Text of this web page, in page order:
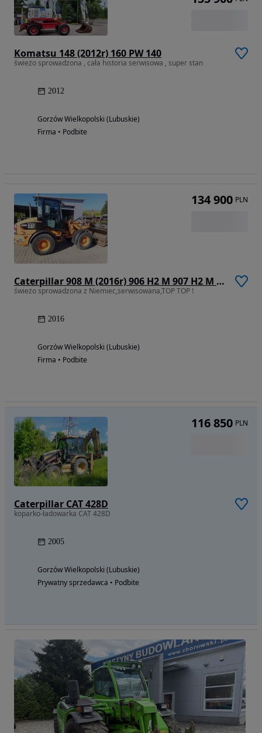
Komatsu 148 (2012r) 160 PW 140
świeżo sprowadzona , cała historia serwisowa , super stan
2012
Gorzów Wielkopolski (Lubuskie)
Firma • Podbite
Caterpillar 908 M (2016r) 906 H2 M 907 H2 M 908 H2 M
świeżo sprowadzona z Niemiec,serwisowana,TOP TOP !
2016
Gorzów Wielkopolski (Lubuskie)
Firma • Podbite
134 900 PLN
Caterpillar CAT 428D
koparko-ładowarka CAT 428D
2005
Gorzów Wielkopolski (Lubuskie)
Prywatny sprzedawca • Podbite
116 850 PLN